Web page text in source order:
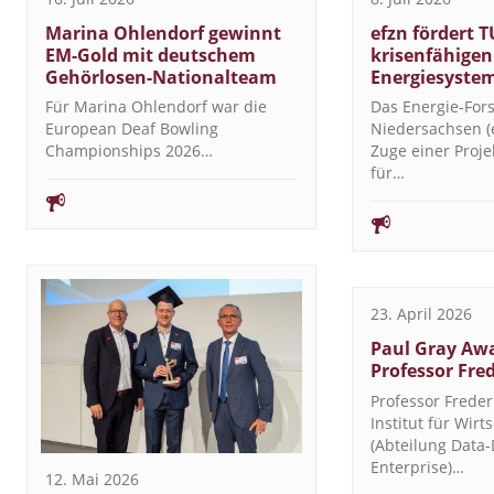
Marina Ohlendorf gewinnt
EM-Gold mit deutschem
Gehörlosen-Nationalteam
Für Marina Ohlendorf war die
European Deaf Bowling
Championships 2026…
12. Mai 2026
efzn fördert
krisenfähigen
Das Energie-
Niedersachsen
Zuge einer
für…
23. April 2026
Paul Gray
Professor
Professor
Institut für
(Abteilung
Enterprise)…